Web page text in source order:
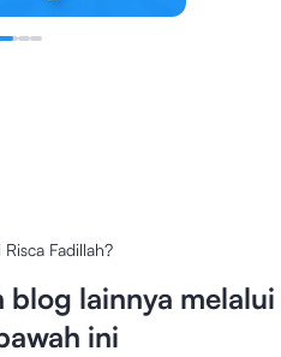
Risca Fadillah?
blog lainnya melalui
ini